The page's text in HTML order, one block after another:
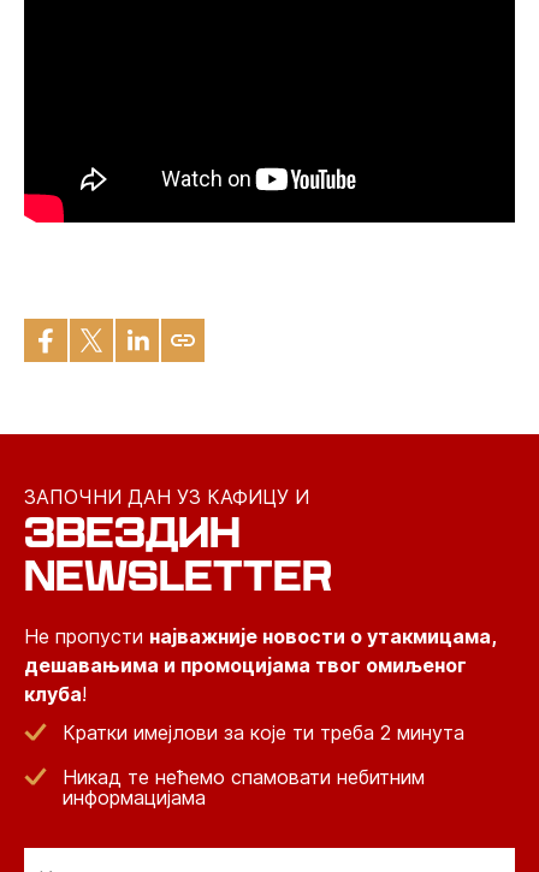
ЗАПОЧНИ ДАН УЗ КАФИЦУ И
ЗВЕЗДИН
NEWSLETTER
Не пропусти најважније новости о утакмицама,
дешавањима и промоцијама твог омиљеног
клуба!
Кратки имејлови за које ти треба 2 минута
Никад те нећемо спамовати небитним
информацијама